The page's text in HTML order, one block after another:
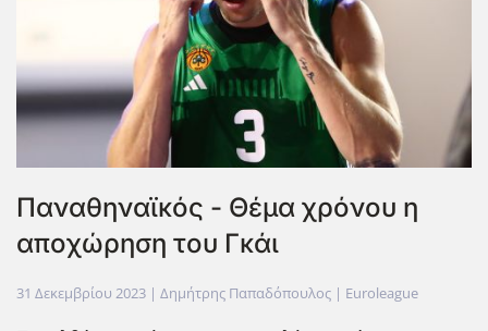
Παναθηναϊκός - Θέμα χρόνου η
αποχώρηση του Γκάι
31 Δεκεμβρίου 2023 | Δημήτρης Παπαδόπουλος | Euroleague